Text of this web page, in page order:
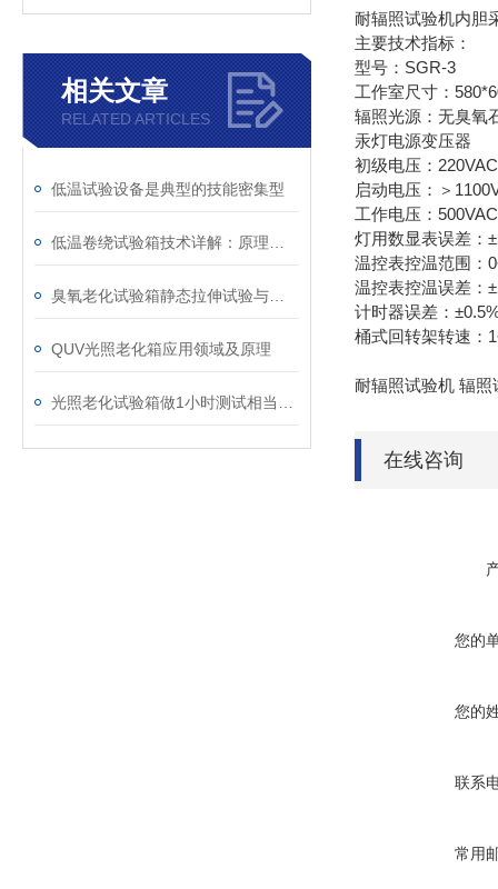
相关文章
RELATED ARTICLES
低温试验设备是典型的技能密集型
QUV光照老化箱应用领域及原理
耐辐照试验机内胆
主要技术指标：
型号：SGR-3
工作室尺寸：
辐照光源：无臭氧
汞灯电源变压器
初级电压：
启动电压：＞
工作电压：
灯用数显表误差：
温控表控温范围：
温控表控温误差：
计时器误差：
桶式回转架转速：
耐辐照试验机 辐
在线咨询
您的
您的
联系
常用